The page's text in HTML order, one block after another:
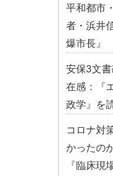
平和都市
者・浜井
爆市長』
安保3文
在感：『
政学』を
コロナ対
かったの
『臨床現